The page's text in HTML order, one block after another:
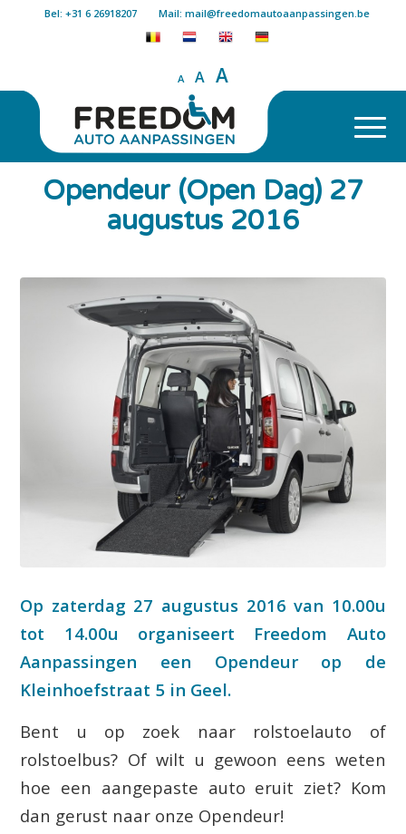
Bel: +31 6 26918207 Mail: mail@freedomautoaanpassingen.be
A A A
Opendeur (Open Dag) 27
augustus 2016
Op zaterdag 27 augustus 2016 van 10.00u
tot 14.00u organiseert Freedom Auto
Aanpassingen een Opendeur op de
Kleinhoefstraat 5 in Geel.
Bent u op zoek naar rolstoelauto of
rolstoelbus? Of wilt u gewoon eens weten
hoe een aangepaste auto eruit ziet? Kom
dan gerust naar onze Opendeur!